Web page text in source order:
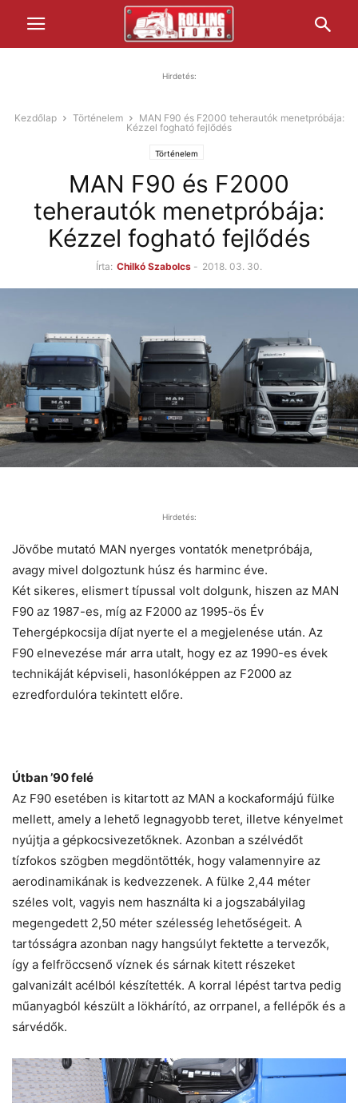
Hirdetés:
Kezdőlap Történelem
MAN F90 és F2000 teherautók menetpróbája:
Kézzel fogható fejlődés
Történelem
MAN F90 és F2000
teherautók menetpróbája:
Kézzel fogható fejlődés
Írta: Chilkó Szabolcs - 2018. 03. 30.
Hirdetés:
Jövőbe mutató MAN nyerges vontatók menetpróbája,
avagy mivel dolgoztunk húsz és harminc éve.
Két sikeres, elismert típussal volt dolgunk, hiszen az MAN
F90 az 1987-es, míg az F2000 az 1995-ös Év
Tehergépkocsija díjat nyerte el a megjelenése után. Az
F90 elnevezése már arra utalt, hogy ez az 1990-es évek
technikáját képviseli, hasonlóképpen az F2000 az
ezredfordulóra tekintett előre.
Útban ’90 felé
Az F90 esetében is kitartott az MAN a kockaformájú fülke
mellett, amely a lehető legnagyobb teret, illetve kényelmet
nyújtja a gépkocsivezetőknek. Azonban a szélvédőt
tízfokos szögben megdöntötték, hogy valamennyire az
aerodinamikának is kedvezzenek. A fülke 2,44 méter
széles volt, vagyis nem használta ki a jogszabályilag
megengedett 2,50 méter szélesség lehetőségeit. A
tartósságra azonban nagy hangsúlyt fektette a tervezők,
így a felfröccsenő víznek és sárnak kitett részeket
galvanizált acélból készítették. A korral lépést tartva pedig
műanyagból készült a lökhárító, az orrpanel, a fellépők és a
sárvédők.